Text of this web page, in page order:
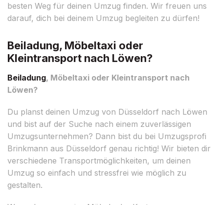
besten Weg für deinen Umzug finden. Wir freuen uns
darauf, dich bei deinem Umzug begleiten zu dürfen!
Beiladung, Möbeltaxi oder
Kleintransport nach Löwen?
Beiladung, Möbeltaxi oder Kleintransport nach
Löwen?
Du planst deinen Umzug von Düsseldorf nach Löwen
und bist auf der Suche nach einem zuverlässigen
Umzugsunternehmen? Dann bist du bei Umzugsprofi
Brinkmann aus Düsseldorf genau richtig! Wir bieten dir
verschiedene Transportmöglichkeiten, um deinen
Umzug so einfach und stressfrei wie möglich zu
gestalten.